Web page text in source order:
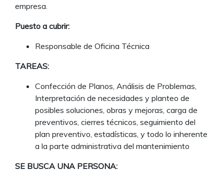
empresa.
Puesto a cubrir:
Responsable de Oficina Técnica
TAREAS:
Confección de Planos, Análisis de Problemas,
Interpretación de necesidades y planteo de
posibles soluciones, obras y mejoras, carga de
preventivos, cierres técnicos, seguimiento del
plan preventivo, estadísticas, y todo lo inherente
a la parte administrativa del mantenimiento
SE BUSCA UNA PERSONA: